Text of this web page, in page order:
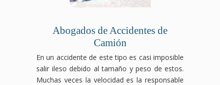
accidente
que
te
corresponde.
y
te
Abogados de Accidentes de
Camión
En un accidente de este tipo es casi imposible
salir ileso debido al tamaño y peso de estos.
Muchas veces la velocidad es la responsable